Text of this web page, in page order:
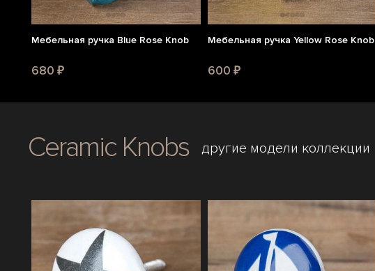
Мебельная ручка Blue Rose Knob
680 ₽
Мебельная ручка Yellow Rose Knob
600 ₽
Ceramic Knobs другие модели коллекции